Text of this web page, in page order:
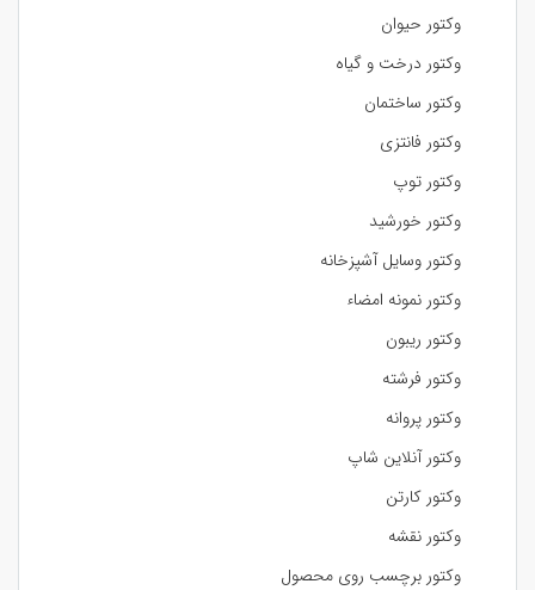
وکتور حیوان
وکتور درخت و گیاه
وکتور ساختمان
وکتور فانتزی
وکتور توپ
وکتور خورشید
وکتور وسایل آشپزخانه
وکتور نمونه امضاء
وکتور ریبون
وکتور فرشته
وکتور پروانه
وکتور آنلاین شاپ
وکتور کارتن
وکتور نقشه
وکتور برچسب روی محصول